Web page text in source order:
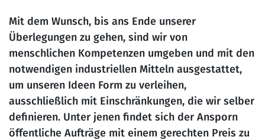
Mit dem Wunsch, bis ans Ende unserer
Überlegungen zu gehen, sind wir von
menschlichen Kompetenzen umgeben und mit den
notwendigen industriellen Mitteln ausgestattet,
um unseren Ideen Form zu verleihen,
ausschließlich mit Einschränkungen, die wir selber
definieren. Unter jenen findet sich der Ansporn
öffentliche Aufträge mit einem gerechten Preis zu